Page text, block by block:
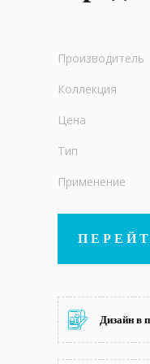
Производитель
Коллекция
Цена
Тип
Применение
Дизайн в